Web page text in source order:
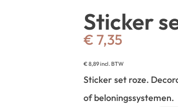
Sticker
€ 7,35
€8,89incl. BTW
Sticker set roze.
of beloningssystemen.